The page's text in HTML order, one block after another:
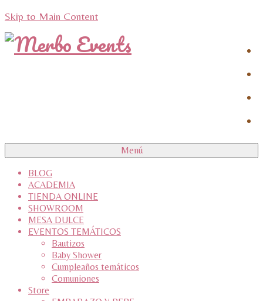
Skip to Main Content
Menú
BLOG
ACADEMIA
TIENDA ONLINE
SHOWROOM
MESA DULCE
EVENTOS TEMÁTICOS
Bautizos
Baby Shower
Cumpleaños temáticos
Comuniones
Store